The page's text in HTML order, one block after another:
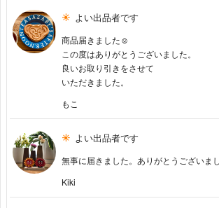
よい出品者です
商品届きました☺️
この度はありがとうございました。
良いお取り引きをさせて
いただきました。
もこ
よい出品者です
無事に届きました。ありがとうございま
Kiki